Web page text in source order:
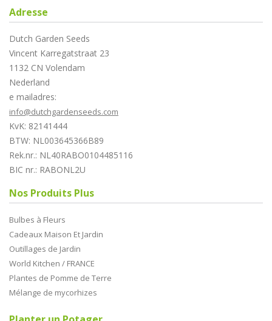
Adresse
Dutch Garden Seeds
Vincent Karregatstraat 23
1132 CN Volendam
Nederland
e mailadres:
info@dutchgardenseeds.com
KvK: 82141444
BTW: NL003645366B89
Rek.nr.: NL40RABO0104485116
BIC nr.: RABONL2U
Nos Produits Plus
Bulbes à Fleurs
Cadeaux Maison Et Jardin
Outillages de Jardin
World Kitchen / FRANCE
Plantes de Pomme de Terre
Mélange de mycorhizes